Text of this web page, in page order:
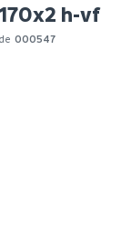
h-vf
000547